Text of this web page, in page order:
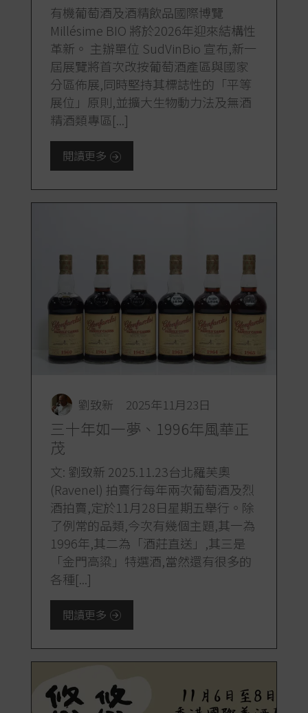
有機葡萄酒及酒精飲品國際博覽
Millésime BIO 將於2026年迎來結構性
革新。 主辦單位 SudVinBio 宣布,新一
屆展覽將首次改按葡萄酒產區與國家
分區佈展,同時堅持其標誌性的「平等
展位」原則,並擴大生物動力法及無酒
精酒類專區[...]
閱讀更多
劉致新 2025年11月23日
三十年如一夢、1996年風華正
茂
文: 劉致新 2025.11.23台北羅芙奧
(Ravenel) 拍賣行每年兩次葡萄酒及烈
酒拍賣,定於11月28日星期五舉行。除
了例常的品類,今次有幾個主題,其一為
1996年,其二為「酒莊直送」,其三是
「金門高粱」特選酒,當然還有很多的
各種[...]
閱讀更多